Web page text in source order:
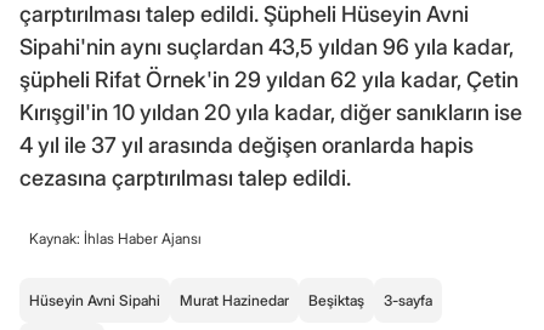
çarptırılması talep edildi. Şüpheli Hüseyin Avni
Sipahi'nin aynı suçlardan 43,5 yıldan 96 yıla kadar,
şüpheli Rifat Örnek'in 29 yıldan 62 yıla kadar, Çetin
Kırışgil'in 10 yıldan 20 yıla kadar, diğer sanıkların ise
4 yıl ile 37 yıl arasında değişen oranlarda hapis
cezasına çarptırılması talep edildi.
Kaynak: İhlas Haber Ajansı
Hüseyin Avni Sipahi Murat Hazinedar Beşiktaş 3-sayfa